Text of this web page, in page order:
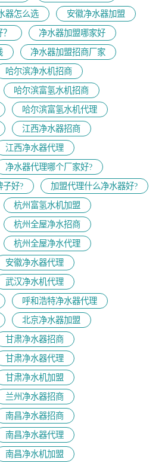
器怎么选
安徽净水器加盟
净水器加盟哪家好
净水器加盟招商厂家
哈尔滨净水机招商
哈尔滨富氢水机招商
哈尔滨富氢水机代理
江西净水器招商
江西净水器代理
净水器代理哪个厂家好?
子好?
加盟代理什么净水器好?
杭州富氢水机加盟
杭州全屋净水招商
杭州全屋净水代理
安徽净水器代理
武汉净水机代理
呼和浩特净水器代理
北京净水器加盟
甘肃净水器招商
甘肃净水器代理
甘肃净水机加盟
兰州净水器招商
南昌净水器招商
南昌净水器代理
南昌净水机加盟